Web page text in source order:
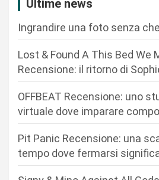
Ultime news
Ingrandire una foto senza
Lost & Found A This Bed We
Recensione: il ritorno di
OFFBEAT Recensione: uno
virtuale dove imparare
Pit Panic Recensione: una
tempo dove fermarsi